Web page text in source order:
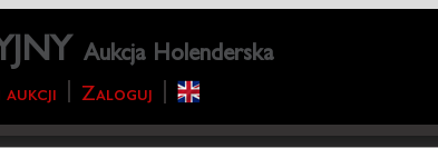
Aukcja Holenderska
aukcji Zaloguj